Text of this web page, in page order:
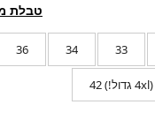
טבלת
33
34
36
(4xl גדול!) 42